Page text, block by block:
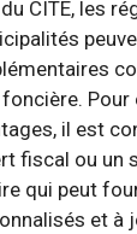
CITE, les
il est
fiscal ou un
qui peut
et à